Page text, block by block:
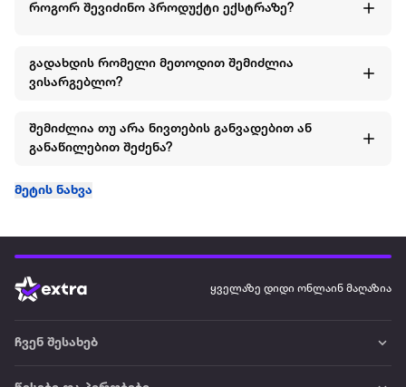
როგორ შევიძინო პროდუქტი ექსტრაზე?
გადახდის რომელი მეთოდით შემიძლია
ვისარგებლო?
შემიძლია თუ არა ნივთების განვადებით ან
განაწილებით შეძენა?
მეტის ნახვა
ყველაზე დიდი ონლაინ მაღაზია
ჩვენ შესახებ